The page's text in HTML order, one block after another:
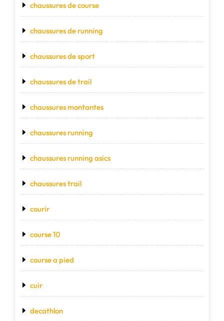
chaussures de course
chaussures de running
chaussures de sport
chaussures de trail
chaussures montantes
chaussures running
chaussures running asics
chaussures trail
courir
course 10
course a pied
cuir
decathlon